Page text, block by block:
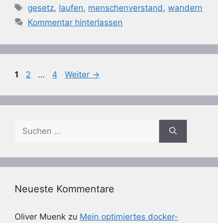
Schlagwörter
gesetz, laufen, menschenverstand ,wandern
Kommentar hinterlassen
Seite
1 Seite
2 … Seite
4 Weiter →
nach:
Neueste Kommentare
Oliver Muenk zu Mein optimiertes docker-